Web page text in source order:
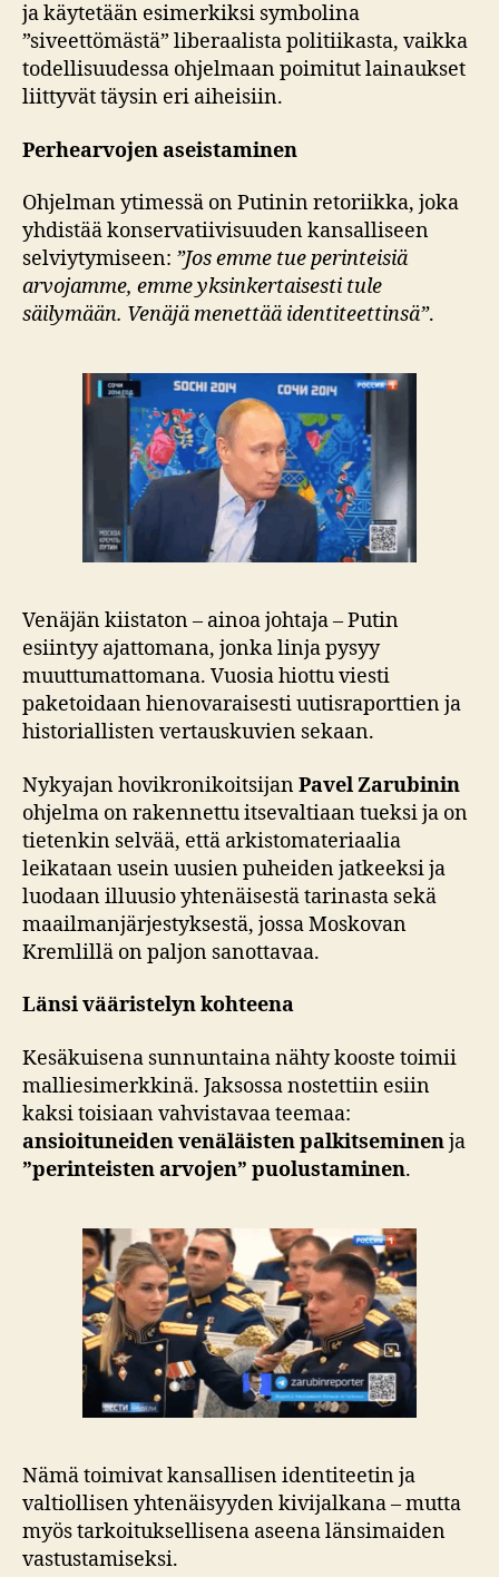
ja käytetään esimerkiksi symbolina
”siveettömästä” liberaalista politiikasta, vaikka
todellisuudessa ohjelmaan poimitut lainaukset
liittyvät täysin eri aiheisiin.
Perhearvojen aseistaminen
Ohjelman ytimessä on Putinin retoriikka, joka
yhdistää konservatiivisuuden kansalliseen
selviytymiseen: ”Jos emme tue perinteisiä
arvojamme, emme yksinkertaisesti tule
säilymään. Venäjä menettää identiteettinsä”.
Venäjän kiistaton – ainoa johtaja – Putin
esiintyy ajattomana, jonka linja pysyy
muuttumattomana. Vuosia hiottu viesti
paketoidaan hienovaraisesti uutisraporttien ja
historiallisten vertauskuvien sekaan.
Nykyajan hovikronikoitsijanPavel Zarubinin
ohjelma on rakennettu itsevaltiaan tueksi ja on
tietenkin selvää, että arkistomateriaalia
leikataan usein uusien puheiden jatkeeksi ja
luodaan illuusio yhtenäisestä tarinasta sekä
maailmanjärjestyksestä, jossa Moskovan
Kremlillä on paljon sanottavaa.
Länsi vääristelyn kohteena
Kesäkuisena sunnuntaina nähty kooste toimii
malliesimerkkinä. Jaksossa nostettiin esiin
kaksi toisiaan vahvistavaa teemaa:
ansioituneiden venäläisten palkitseminenja
”perinteisten arvojen” puolustaminen.
Nämä toimivat kansallisen identiteetin ja
valtiollisen yhtenäisyyden kivijalkana – mutta
myös tarkoituksellisena aseena länsimaiden
vastustamiseksi.